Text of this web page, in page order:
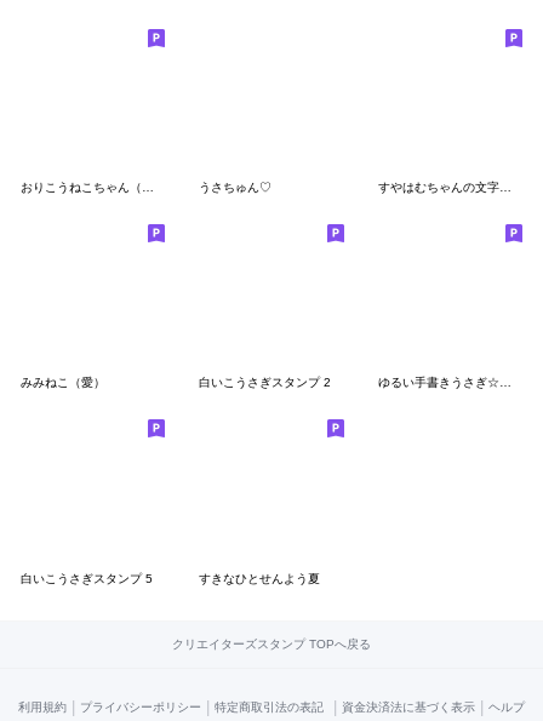
うさちゅん♡ すやはむちゃんの文字なしスタンプ
みみねこ（愛） 白いこうさぎスタンプ 2 ゆるい手書きうさぎ☆感情を伝えるスタンプ
白いこうさぎスタンプ 5 すきなひとせんよう夏
クリエイターズスタンプ TOPへ戻る
利用規約 | プライバシーポリシー | 特定商取引法の表記 | 資金決済法に基づく表示 | ヘルプ